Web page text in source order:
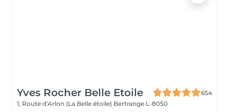
Yves Rocher Belle Etoile
654
1, Route d'Arlon (La Belle étoile) Bertrange L-8050